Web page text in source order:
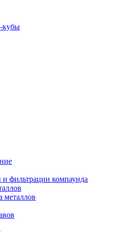
кубы
фильтрации компаунда
металлов